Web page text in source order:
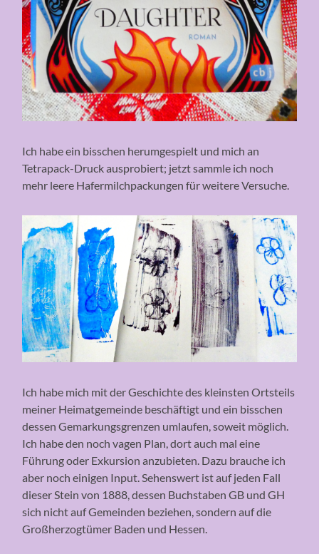
Ich habe ein bisschen herumgespielt und mich an
Tetrapack-Druck ausprobiert; jetzt sammle ich noch
mehr leere Hafermilchpackungen für weitere Versuche.
Ich habe mich mit der Geschichte des kleinsten Ortsteils
meiner Heimatgemeinde beschäftigt und ein bisschen
dessen Gemarkungsgrenzen umlaufen, soweit möglich.
Ich habe den noch vagen Plan, dort auch mal eine
Führung oder Exkursion anzubieten. Dazu brauche ich
aber noch einigen Input. Sehenswert ist auf jeden Fall
dieser Stein von 1888, dessen Buchstaben GB und GH
sich nicht auf Gemeinden beziehen, sondern auf die
Großherzogtümer Baden und Hessen.